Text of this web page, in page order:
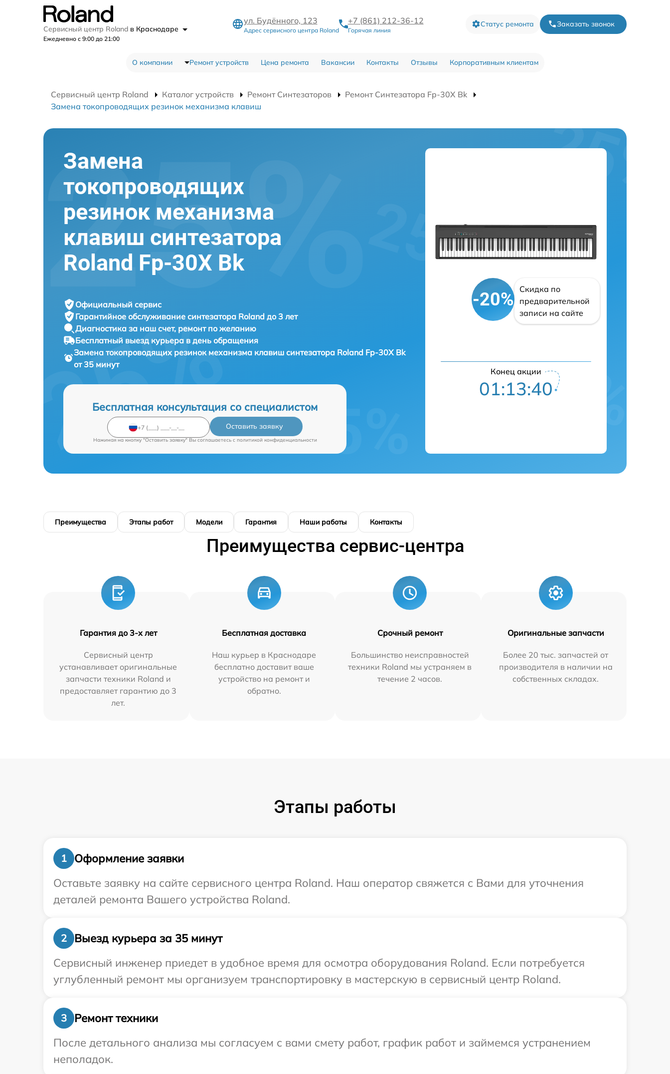
Сервисный центр Roland в Краснодаре
Ежедневно с 9:00 до 21:00
ул. Будённого, 123
Адрес сервисного центра Roland
+7 (861) 212-36-12
Горячая линия
Статус ремонта Заказать звонок
О компании Ремонт устройств Цена ремонта Вакансии Контакты Отзывы Корпоративным клиентам
Сервисный центр Roland Каталог устройств Ремонт Синтезаторов
Ремонт Синтезатора Fp-30X Bk
Замена токопроводящих резинок механизма клавиш
Замена
токопроводящих
резинок механизма
клавиш синтезатора
Roland Fp-30X Bk
Официальный сервис
Гарантийное обслуживание синтезатора Roland до 3 лет
Диагностика за наш счет, ремонт по желанию
Бесплатный выезд курьера в день обращения
Замена токопроводящих резинок механизма клавиш синтезатора Roland Fp-30X Bk
от 35 минут
Бесплатная консультация со специалистом
Оставить заявку
Нажимая на кнопку "Оставить заявку" Вы соглашаетесь c политикой конфиденциальности
-20%
Скидка по
предварительной
записи на сайте
Конец акции
01:13:39
Преимущества Этапы работ Модели Гарантия Наши работы Контакты
Преимущества сервис-центра
Гарантия до 3-х лет
Сервисный центр
устанавливает оригинальные
запчасти техники Roland и
предоставляет гарантию до 3
лет.
Бесплатная доставка
Наш курьер в Краснодаре
бесплатно доставит ваше
устройство на ремонт и
обратно.
Срочный ремонт
Большинство неисправностей
техники Roland мы устраняем в
течение 2 часов.
Оригинальные запчасти
Более 20 тыс. запчастей от
производителя в наличии на
собственных складах.
Этапы работы
1
Оформление заявки
Оставьте заявку на сайте сервисного центра Roland. Наш оператор свяжется с Вами для уточнения
деталей ремонта Вашего устройства Roland.
2
Выезд курьера за 35 минут
Сервисный инженер приедет в удобное время для осмотра оборудования Roland. Если потребуется
углубленный ремонт мы организуем транспортировку в мастерскую в сервисный центр Roland.
3
Ремонт техники
После детального анализа мы согласуем с вами смету работ, график работ и займемся устранением
неполадок.